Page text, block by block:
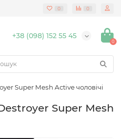
0 0
+38 (098) 152 55 45
0
Super Mesh Active чоловічі
Super Mesh